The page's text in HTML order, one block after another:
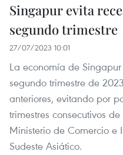
Singapur evita
segundo trimestre
27/07/2023 10:01
La economía de
segundo trimestre de
anteriores, evitando por
trimestres consecutivos
Ministerio de Comercio e
Sudeste Asiático.